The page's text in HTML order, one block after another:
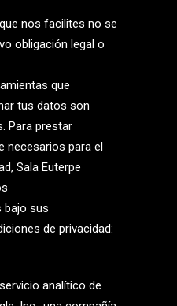
nos facilites no se
obligación legal o
que
tus datos son
Para prestar
necesarios para el
Sala Euterpe
bajo sus
de privacidad:
analítico de